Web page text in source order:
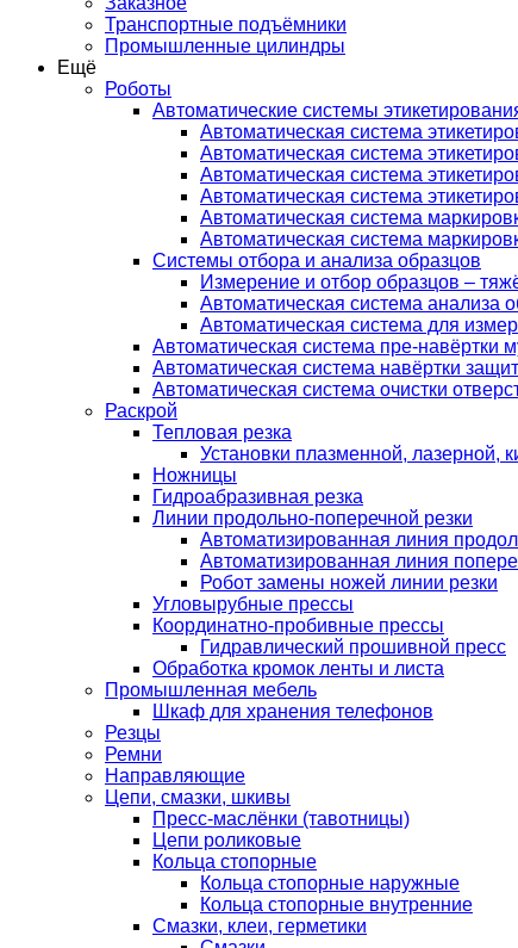
Транспортные подъёмники
Промышленные цилиндры
Ещё
Роботы
Автоматические системы
Автоматическая система
Автоматическая система
Автоматическая система
Автоматическая система
Автоматическая система
Автоматическая система
Системы отбора и анализа образцов
Измерение и отбор образцов –
Автоматическая система анализа
Автоматическая система для
Автоматическая система пре-навёртки
Автоматическая система навёртки защит
Автоматическая система очистки
Раскрой
Тепловая резка
Установки плазменной, лазерной,
Ножницы
Гидроабразивная резка
Линии продольно-поперечной резки
Автоматизированная линия
Автоматизированная линия
Робот замены ножей линии резки
Угловырубные прессы
Координатно-пробивные прессы
Гидравлический прошивной пресс
Обработка кромок ленты и листа
Промышленная мебель
Шкаф для хранения телефонов
Резцы
Ремни
Направляющие
Цепи, смазки, шкивы
Пресс-маслёнки (тавотницы)
Цепи роликовые
Кольца стопорные
Кольца стопорные наружные
Кольца стопорные внутренние
Смазки, клеи, герметики